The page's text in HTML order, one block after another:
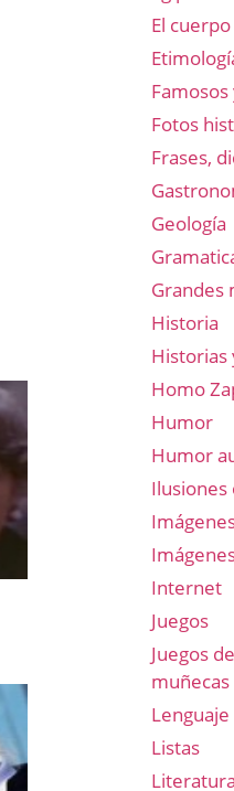
El
Fotos
Frases,
Geología
Grandes
Historia
Historias
Homo
Humor
Humor
Ilusiones
Internet
Juegos
Juegos
muñecas
Lenguaje
Listas